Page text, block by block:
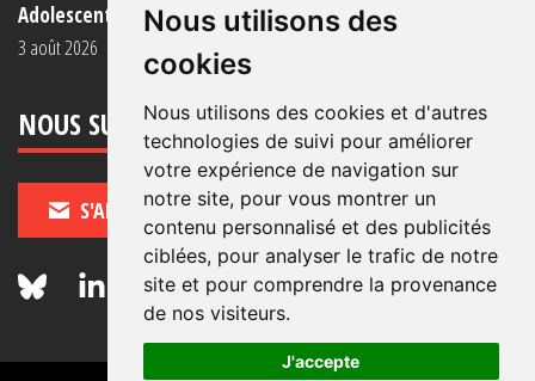
Nous utilisons des
cookies
Nous utilisons des cookies et d'autres
technologies de suivi pour améliorer
votre expérience de navigation sur
notre site, pour vous montrer un
contenu personnalisé et des publicités
ciblées, pour analyser le trafic de notre
site et pour comprendre la provenance
de nos visiteurs.
J'accepte
Adolescent·es incarcéré·es : une faillite collective
3 août 2026
NOUS SUIVRE
S'ABONNER